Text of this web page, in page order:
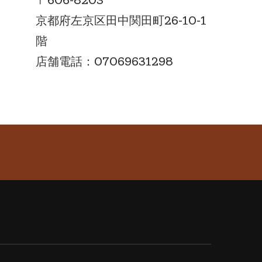
京都府左京区田中関田町26-10-1
階
店舗電話：07069631298